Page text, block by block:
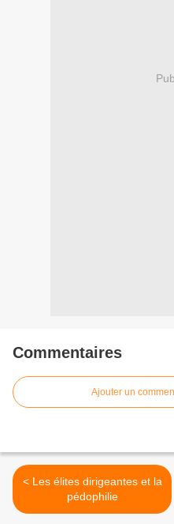
Commentaires
Ajouter un
< Les élites dirigeantes et la
pédophilie